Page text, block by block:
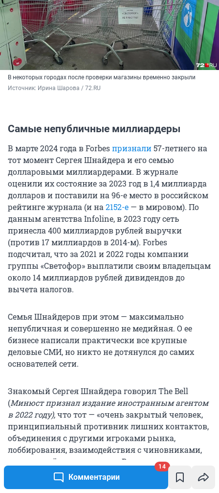
Комментарии
14
В некоторых городах после проверки магазины временно закрыли
Источник: Ирина Шарова / 72.RU
Самые непубличные миллиардеры
В марте 2024 года в Forbesпризнали57-летнего на
тот момент Сергея Шнайдера и его семью
долларовыми миллиардерами. В журнале
оценили их состояние за 2023 год в 1,4 миллиарда
долларов и поставили на 96-е место в российском
рейтинге журнала (и на 2152-е — в мировом). По
данным агентства Infoline, в 2023 году сеть
принесла 400 миллиардов рублей выручки
(против 17 миллиардов в 2014-м). Forbes
подсчитал, что за 2021 и 2022 годы компании
группы «Светофор» выплатили своим владельцам
около 14 миллиардов рублей дивидендов до
вычета налогов.
Семья Шнайдеров при этом — максимально
непубличная и совершенно не медийная. О ее
бизнесе написали практически все крупные
деловые СМИ, но никто не дотянулся до самих
основателей сети.
Знакомый Сергея Шнайдера говорил The Bell
(Минюст признал издание иностранным агентом
в 2022 году),что тот — «очень закрытый человек,
принципиальный противник лишних контактов,
объединения с другими игроками рынка,
лоббирования, взаимодействия с чиновниками,
для него всё это — мишура». Впрочем, источник
Forbes, наоборот, утверждает, что у ретейлеров
были сильные лоббисты, которые всегда